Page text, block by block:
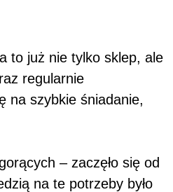
to już nie tylko sklep, ale
regularnie
na szybkie śniadanie,
– zaczęło się od
na te potrzeby było